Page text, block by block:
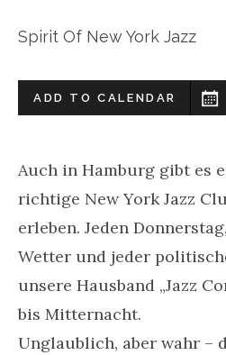
Spirit Of New York Jazz
ADD TO CALENDAR
Auch in Hamburg gibt es
richtige New York Jazz
erleben. Jeden
Wetter und jeder
unsere Hausband „Jazz
bis Mitternacht.
Unglaublich, aber wahr –